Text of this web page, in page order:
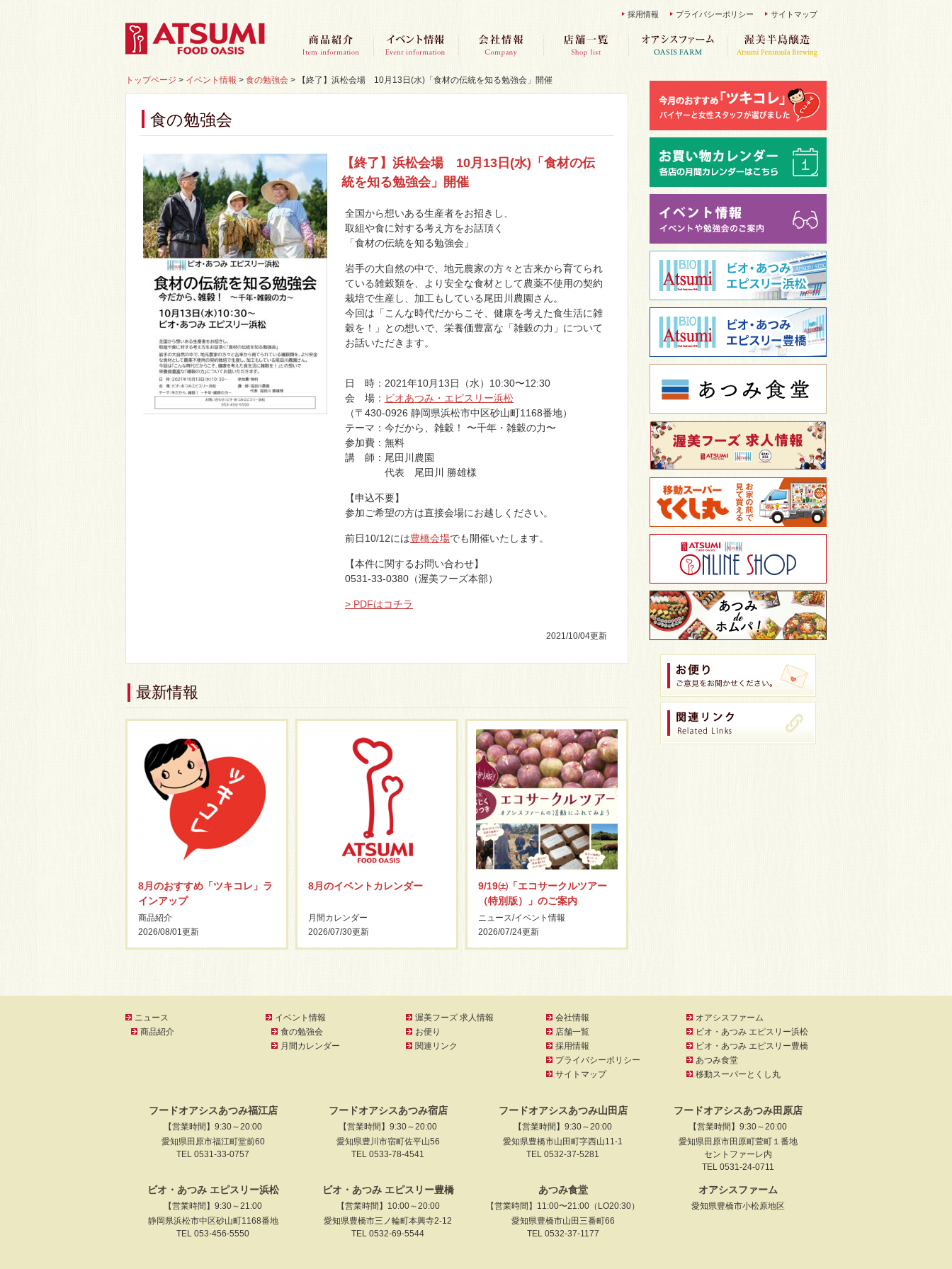
採用情報 プライバシーポリシー サイトマップ
トップページ > イベント情報 > 食の勉強会 > 【終了】浜松会場 10月13日(水)「食材の伝統を知る勉強会」開催
食の勉強会
【終了】浜松会場 10月13日(水)「食材の伝
統を知る勉強会」開催
全国から想いある生産者をお招きし、
取組や食に対する考え方をお話頂く
「食材の伝統を知る勉強会」
岩手の大自然の中で、地元農家の方々と古来から育てられ
ている雑穀類を、より安全な食材として農薬不使用の契約
栽培で生産し、加工もしている尾田川農園さん。
今回は「こんな時代だからこそ、健康を考えた食生活に雑
穀を！」との想いで、栄養価豊富な「雑穀の力」について
お話いただきます。
日 時：2021年10月13日（水）10:30〜12:30
会 場： ビオあつみ・エピスリー浜松
（〒430-0926 静岡県浜松市中区砂山町1168番地）
テーマ：今だから、雑穀！ 〜千年・雑穀の力〜
参加費：無料
講 師：尾田川農園
代表 尾田川 勝雄様
【申込不要】
参加ご希望の方は直接会場にお越しください。
前日10/12には豊橋会場でも開催いたします。
【本件に関するお問い合わせ】
0531-33-0380（渥美フーズ本部）
> PDFはコチラ
2021/10/04更新
最新情報
8月のおすすめ「ツキコレ」ラ
インアップ
商品紹介
2026/08/01 更新
8月のイベントカレンダー
月間カレンダー
2026/07/30更新
9/19㈯「エコサークルツアー
（特別版）」のご案内
ニュース/イベント情報
2026/07/24更新
ニュース
商品紹介
イベント情報
食の勉強会
月間カレンダー
渥美フーズ 求人情報
お便り
関連リンク
会社情報
店舗一覧
採用情報
プライバシーポリシー
サイトマップ
オアシスファーム
ビオ・あつみ エピスリー浜松
ビオ・あつみ エピスリー豊橋
あつみ食堂
移動スーパーとくし丸
フードオアシスあつみ福江店
【営業時間】9:30～20:00
愛知県田原市福江町堂前60
TEL 0531-33-0757
フードオアシスあつみ宿店
【営業時間】9:30～20:00
愛知県豊川市宿町佐平山56
TEL 0533-78-4541
フードオアシスあつみ山田店
【営業時間】9:30～20:00
愛知県豊橋市山田町字西山11-1
TEL 0532-37-5281
フードオアシスあつみ田原店
【営業時間】9:30～20:00
愛知県田原市田原町萱町１番地
セントファーレ内
TEL 0531-24-0711
ビオ・あつみ エピスリー浜松
【営業時間】9:30～21:00
静岡県浜松市中区砂山町1168番地
TEL 053-456-5550
ビオ・あつみ エピスリー豊橋
【営業時間】10:00～20:00
愛知県豊橋市三ノ輪町本興寺2-12
TEL 0532-69-5544
あつみ食堂
【営業時間】11:00〜21:00（LO20:30）
愛知県豊橋市山田三番町66
TEL 0532-37-1177
オアシスファーム
愛知県豊橋市小松原地区